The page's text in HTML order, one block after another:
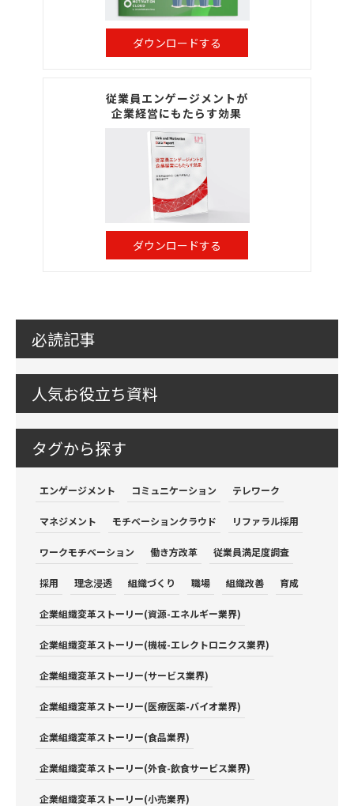
ダウンロードする
従業員エンゲージメントが
企業経営にもたらす効果
ダウンロードする
必読記事
人気お役立ち資料
タグから探す
エンゲージメント コミュニケーション テレワーク
マネジメント モチベーションクラウド リファラル採用
ワークモチベーション 働き方改革 従業員満足度調査
採用 理念浸透 組織づくり 職場 組織改善 育成
企業組織変革ストーリー(資源-エネルギー業界)
企業組織変革ストーリー(機械-エレクトロニクス業界)
企業組織変革ストーリー(サービス業界)
企業組織変革ストーリー(医療医薬-バイオ業界)
企業組織変革ストーリー(食品業界)
企業組織変革ストーリー(外食-飲食サービス業界)
企業組織変革ストーリー(小売業界)